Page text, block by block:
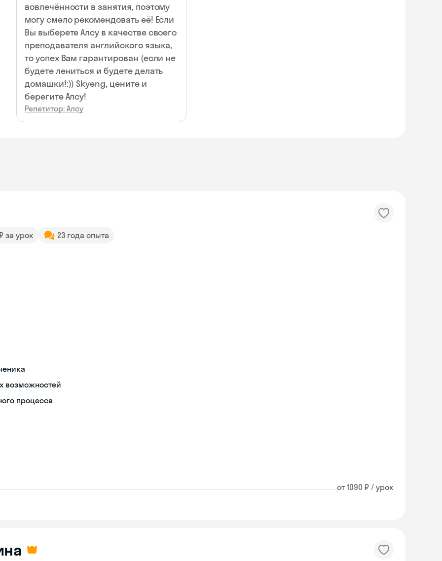
вовлечённости в занятия, поэтому
могу смело рекомендовать её! Если
Вы выберете Алсу в качестве своего
преподавателя английского языка,
то успех Вам гарантирован (если не
будете лениться и будете делать
домашки!:)) Skyeng, цените и
берегите Алсу!
Репетитор: Алсу
за урок 23 года опыта
возможностей
процесса
от 1090 ₽ / урок